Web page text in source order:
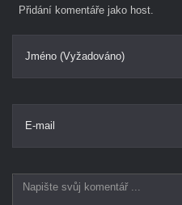
Přidání komentáře jako host.
Jméno (Vyžadováno)
E-mail